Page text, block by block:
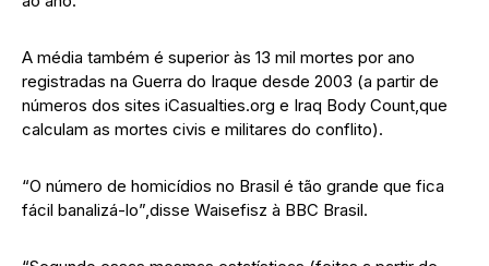
A média também é superior às 13 mil mortes por ano
registradas na Guerra do Iraque desde 2003 (a partir de
números dos sites iCasualties.org e Iraq Body Count,que
calculam as mortes civis e militares do conflito).
“O número de homicídios no Brasil é tão grande que fica
fácil banalizá-lo”,disse Waisefisz à BBC Brasil.